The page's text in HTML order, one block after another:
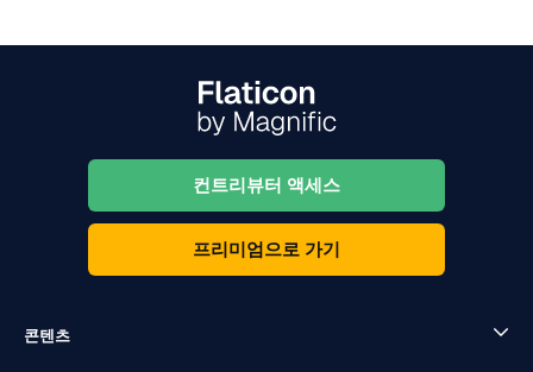
컨트리뷰터 액세스
프리미엄으로 가기
콘텐츠